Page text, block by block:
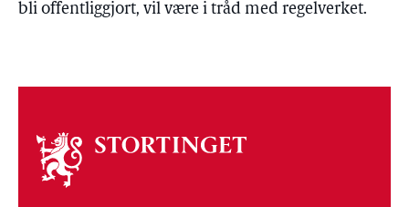
bli offentliggjort, vil være i tråd med regelverket.
Om
stortinget